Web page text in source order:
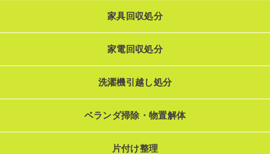
家具回収処分
家電回収処分
洗濯機引越し処分
ベランダ掃除・物置解体
片付け整理